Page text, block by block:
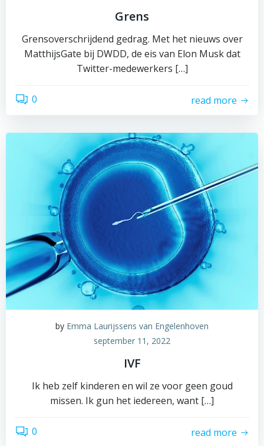
Grens
Grensoverschrijdend gedrag. Met het nieuws over
MatthijsGate bij DWDD, de eis van Elon Musk dat
Twitter-medewerkers […]
0 read more
by Emma Laurijssens van Engelenhoven
september 11, 2022
IVF
Ik heb zelf kinderen en wil ze voor geen goud
missen. Ik gun het iedereen, want […]
0 read more